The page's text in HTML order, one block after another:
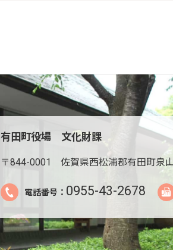
有田町役場 文化財課
〒844-0001 佐賀県西松浦郡有田町泉
電話番号： 0955-43-2678